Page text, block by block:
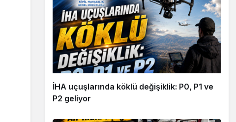
İHA uçuşlarında köklü değişiklik: P0, P1 ve
P2 geliyor